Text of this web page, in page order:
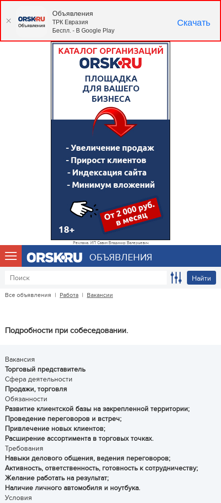
Реклама. ИП Савин Владимир Валерьевич
ОБЪЯВЛЕНИЯ
Найти
Все объявления | Работа | Вакансии
Подробности при собеседовании.
Вакансия
Торговый представитель
Сфера деятельности
Продажи, торговля
Обязанности
Развитие клиентской базы на закрепленной территории;
Проведение переговоров и встреч;
Привлечение новых клиентов;
Расширение ассортимента в торговых точках.
Требования
Навыки делового общения, ведения переговоров;
Активность, ответственность, готовность к сотрудничеству;
Желание работать на результат;
Наличие личного автомобиля и ноутбука.
Условия
Объявления
ТРК Евразия
Беспл. - В Google Play
Скачать